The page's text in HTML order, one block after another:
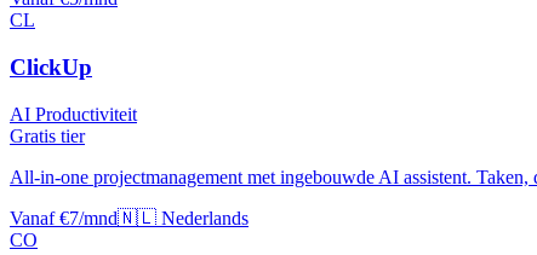
CL
ClickUp
AI Productiviteit
Gratis tier
All-in-one projectmanagement met ingebouwde AI assistent. Taken,
Vanaf €7/mnd🇳🇱 Nederlands
CO